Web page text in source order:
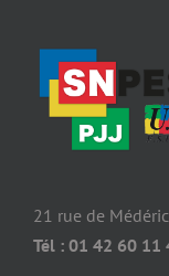
21 rue de
Tél : 01 42 60 11